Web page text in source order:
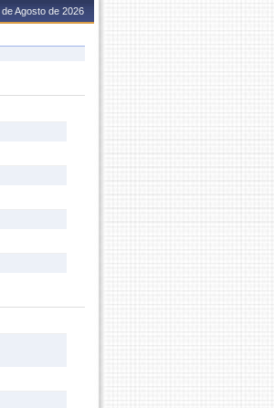
Agosto de 2026